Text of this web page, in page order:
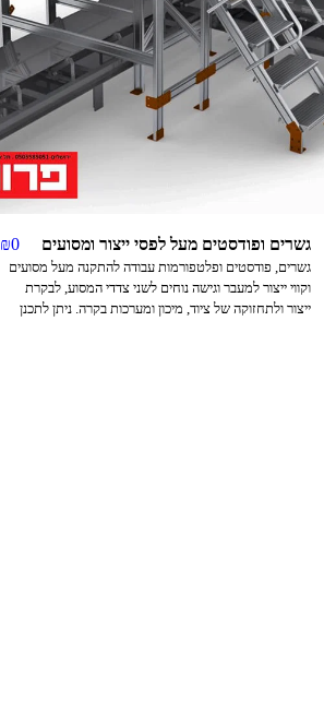
גשרים ופודסטים מעל לפסי ייצור ומסועים ₪0
גשרים, פודסטים ופלטפורמות עבודה להתקנה מעל מסועים
וקווי ייצור למעבר וגישה נוחים לשני צדדי המסוע, לבקרת
ייצור ולתחזוקה של ציוד, מיכון ומערכות בקרה. ניתן לתכנן